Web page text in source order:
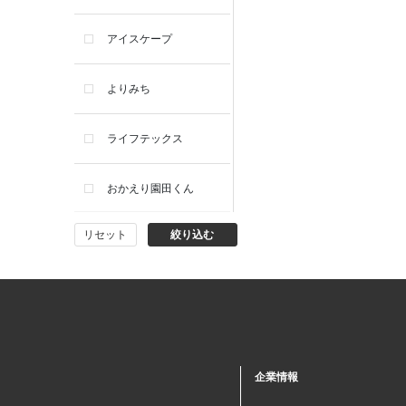
アイスケープ
よりみち
ライフテックス
おかえり園田くん
ビー・エー・ジー
リセット 絞り込む
企業情報